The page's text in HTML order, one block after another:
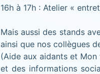
16h à 17h : Atelier «
Mais aussi des stands
ainsi que nos collègues
(Aide aux aidants et
et des informations